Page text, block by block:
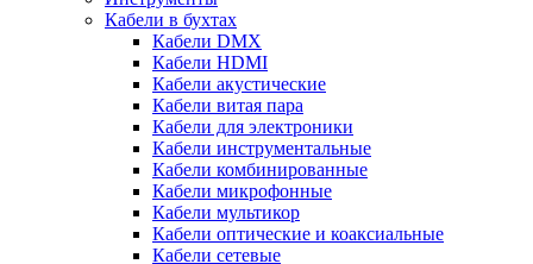
Кабели в бухтах
Кабели DMX
Кабели HDMI
Кабели акустические
Кабели витая пара
Кабели для электроники
Кабели инструментальные
Кабели комбинированные
Кабели микрофонные
Кабели мультикор
Кабели оптические и коаксиальные
Кабели сетевые